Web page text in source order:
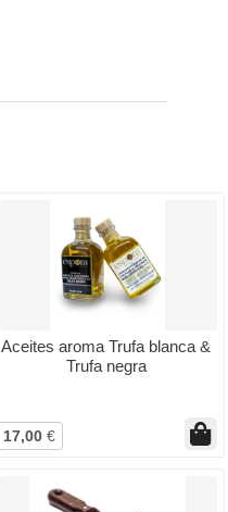
Aceites aroma Trufa blanca &
Trufa negra
17,00 €